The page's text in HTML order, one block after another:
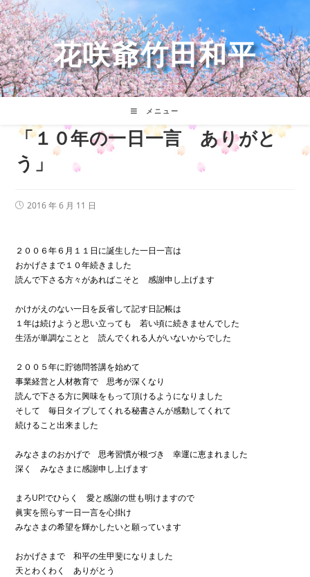
花咲爺竹田和平
メニュー
「１０年の一日一言 ありがと
う」
2016 年 6 月 11 日
２００６年６月１１日に誕生した一日一言は
おかげさまで１０年続きました
読んで下さる方々があればこそと 感謝申し上げます
かけがえのない一日を反省して記す日記帳は
１年は続けようと思い立っても 若い頃に続きませんでした
生活が単調なことと 読んでくれる人がいないからでした
２００５年に貯徳問答講を始めて
事業経営と人材教育で 思考が深くなり
読んで下さる方に興味をもって頂けるようになりました
そして 毎日タイプしてくれる秘書さんが感動してくれて
続けること出来ました
みなさまのおかげで 思考習慣が根づき 幸運に恵まれました
深く みなさまに感謝申し上げます
まろUP!でひらく 愛と感謝の世も明けますので
眞実を照らす一日一言を心掛け
みなさまの希望を輝かしたいと願っています
おかげさまで 和平の生甲斐になりました
天とわくわく ありがとう